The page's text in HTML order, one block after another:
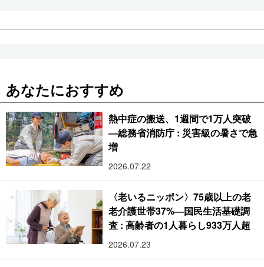
あなたにおすすめ
熱中症の搬送、1週間で1万人突破
―総務省消防庁 : 災害級の暑さで急
増
2026.07.22
〈老いるニッポン〉75歳以上の老
老介護世帯37%―国民生活基礎調
査 : 高齢者の1人暮らし933万人超
2026.07.23